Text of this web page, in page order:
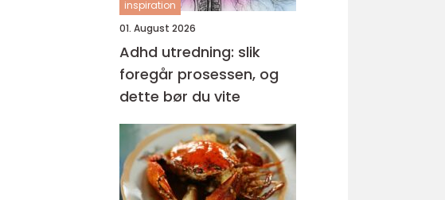
inspiration
01. August 2026
Adhd utredning: slik
foregår prosessen, og
dette bør du vite